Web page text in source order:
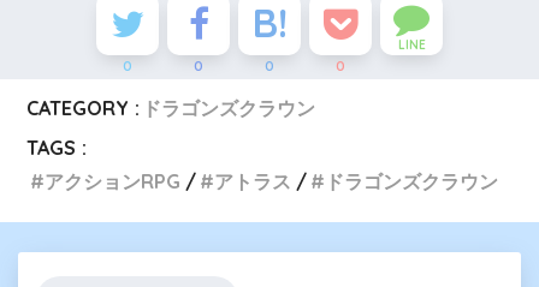
0 0 0 0
LINE
CATEGORY : ドラゴンズクラウン
TAGS :
アクションRPG
アトラス ドラゴンズクラウン